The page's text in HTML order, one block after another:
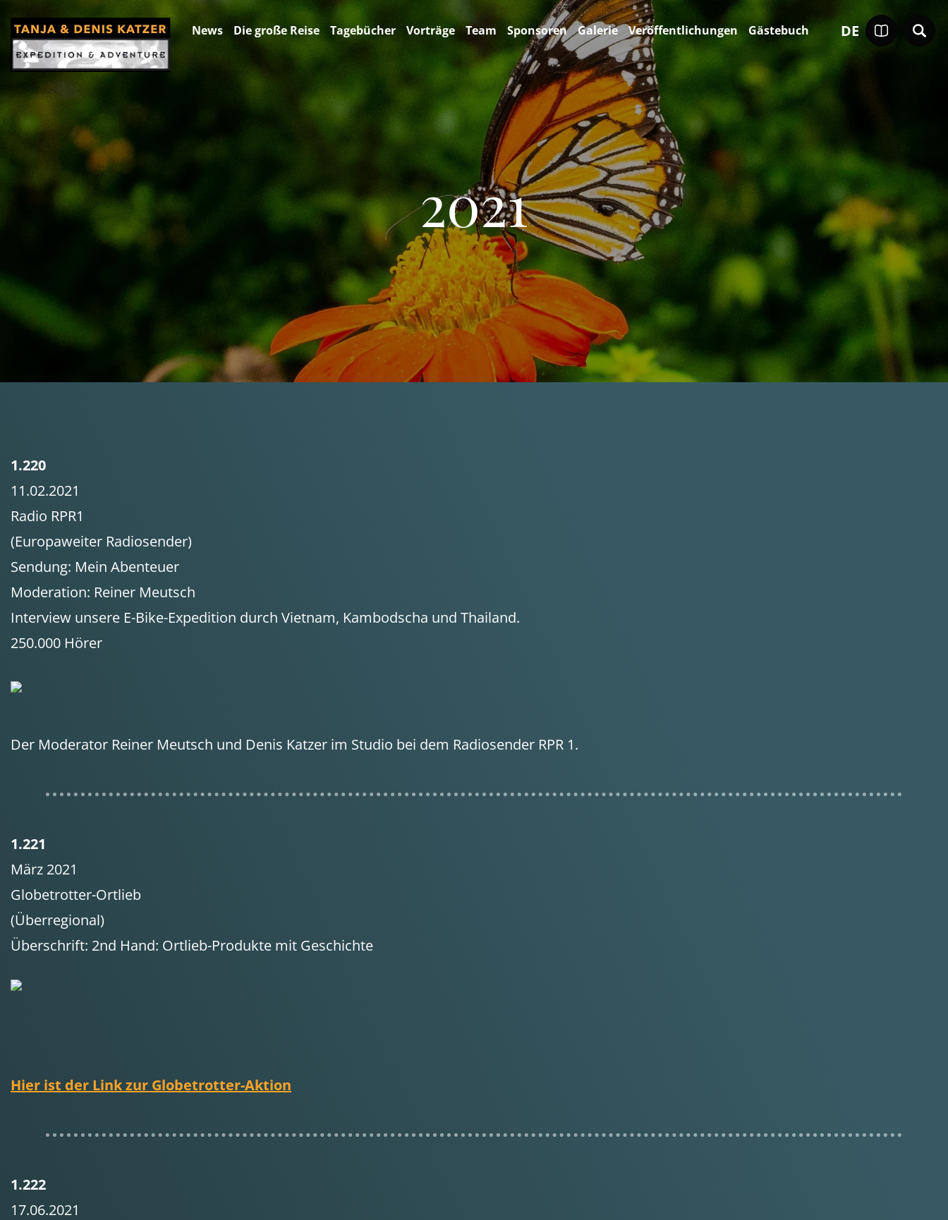
DE
News Die große Reise Tagebücher Vorträge Team Sponsoren Galerie Veröffentlichungen Gästebuch
2021
1.220
11.02.2021
Radio RPR1
(Europaweiter Radiosender)
Sendung: Mein Abenteuer
Moderation: Reiner Meutsch
Interview unsere E-Bike-Expedition durch Vietnam, Kambodscha und Thailand.
250.000 Hörer
Der Moderator Reiner Meutsch und Denis Katzer im Studio bei dem Radiosender RPR 1.
1.221
März 2021
Globetrotter-Ortlieb
(Überregional)
Überschrift: 2nd Hand: Ortlieb-Produkte mit Geschichte
Hier ist der Link zur Globetrotter-Aktion
1.222
17.06.2021